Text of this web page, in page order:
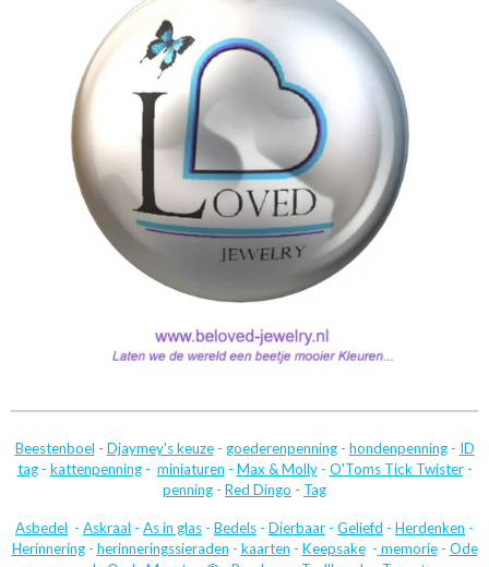
Beestenboel - Djaymey's keuze- goederenpenning- hondenpenning- ID
tag- kattenpenning- miniaturen - Max & Molly- O'Toms Tick Twister-
penning - Red Dingo - Tag
Asbedel - Askraal - As in glas - Bedels - Dierbaar - Geliefd - Herdenken -
Herinnering- herinneringssieraden - kaarten - Keepsake- memorie- Ode